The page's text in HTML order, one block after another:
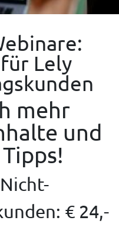
Lely
mehr
und
€ 24,-